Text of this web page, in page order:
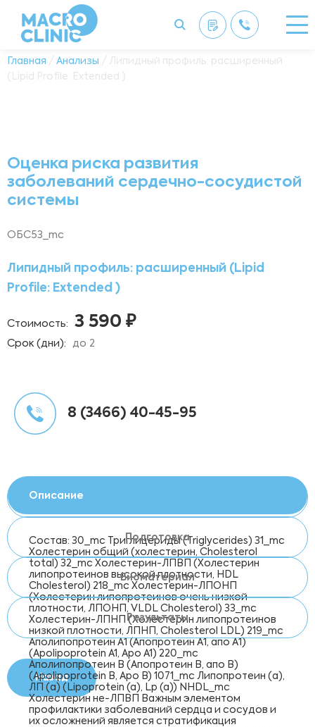
Главная / Анализы / Липидный профиль: расширенный
(Lipid Profile: Extended )
Оценка риска развития
заболеваний сердечно-сосудистой
системы
ОБС53_mc
Липидный профиль: расширенный (Lipid
Profile: Extended )
Стоимость: 3 590 ₽
Срок (дни): до 2
8 (3466) 40-45-95
Описание
Состав: 30_mc Триглицериды (Triglycerides) 31_mc
Холестерин общий (холестерин, Cholesterol
total) 32_mc Холестерин-ЛПВП (Холестерин
липопротеинов высокой плотности, HDL
Cholesterol) 218_mc Холестерин-ЛПОНП
(Холестерин липопротеинов очень низкой
плотности, ЛПОНП, VLDL Cholesterol) 33_mc
Холестерин-ЛПНП (Холестерин липопротеинов
низкой плотности, ЛПНП, Cholesterol LDL) 219_mc
Аполипопротеин А1 (Апопротеин А1, апо А1)
(Apolipoprotein A1, Apo A1) 220_mc
Аполипопротеин B (Апопротеин B, апо В)
(Apolipoprotein B, Apo B) 1071_mc Липопротеин (a),
ЛП (а) (Lipoprotein (a), Lp (a)) NHDL_mc
Холестерин не-ЛПВП Важным элементом
профилактики заболеваний сердца и сосудов и
их осложнений является стратификация
Подготовка
Биоматериал
Результаты
Назад